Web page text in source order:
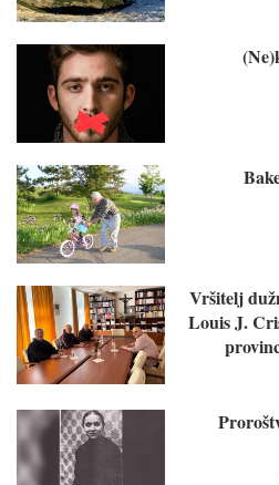
Vršitelj
Louis J.